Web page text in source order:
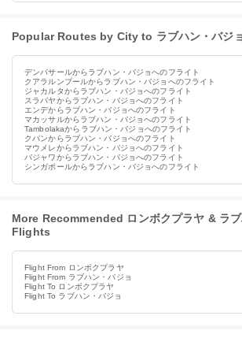
Popular Routes by City to ラブハン・バジ
デンパサールからラブハン・バジョへのフライト
クアラルンプールからラブハン・バジョへのフライト
ジャカルタからラブハン・バジョへのフライト
スラバヤからラブハン・バジョへのフライト
エンデからラブハン・バジョへのフライト
マカッサルからラブハン・バジョへのフライト
Tambolakaからラブハン・バジョへのフライト
クパンからラブハン・バジョへのフライト
マウメレからラブハン・バジョへのフライト
バジャワからラブハン・バジョへのフライト
シンガポールからラブハン・バジョへのフライト
More Recommended ロンボクプラヤ & ラブ
Flights
Flight From ロンボクプラヤ
Flight From ラブハン・バジョ
Flight To ロンボクプラヤ
Flight To ラブハン・バジョ